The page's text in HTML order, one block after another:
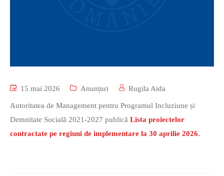
15 mai 2026 Anunțuri Rugila Aida
Autoritatea de Management pentru Programul Incluziune și
Demnitate Socială 2021-2027 publică Lista proiectelor
contractate pe regiuni de implementare la 30 aprilie 2026.